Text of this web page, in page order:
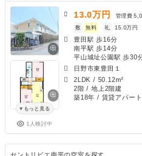
もっと見る
1人検討中
13.0万円 管理費
敷
無料 礼 15.0万円
豊田駅 歩16分
南平駅 歩14分
平山城址公園駅 歩30
日野市東豊田１
2LDK / 50.12m²
2階 / 地上2階建
築18年 / 賃貸アパート